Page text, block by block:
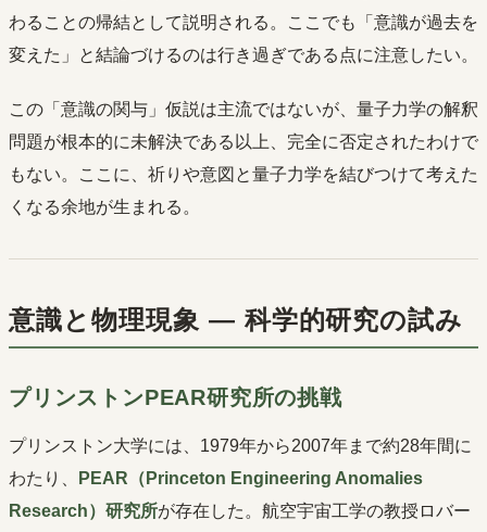
わることの帰結として説明される。ここでも「意識が過去を
変えた」と結論づけるのは行き過ぎである点に注意したい。
この「意識の関与」仮説は主流ではないが、量子力学の解釈
問題が根本的に未解決である以上、完全に否定されたわけで
もない。ここに、祈りや意図と量子力学を結びつけて考えた
くなる余地が生まれる。
意識と物理現象 ― 科学的研究の試み
プリンストンPEAR研究所の挑戦
プリンストン大学には、1979年から2007年まで約28年間に
わたり、
PEAR（Princeton Engineering Anomalies
Research）研究所が存在した。航空宇宙工学の教授ロバー